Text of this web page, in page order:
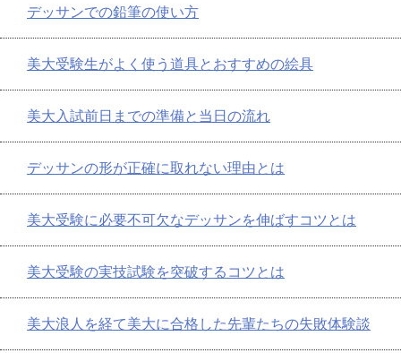
デッサンでの鉛筆の使い方
美大受験生がよく使う道具とおすすめの絵具
美大入試前日までの準備と当日の流れ
デッサンの形が正確に取れない理由とは
美大受験に必要不可欠なデッサンを伸ばすコツとは
美大受験の実技試験を突破するコツとは
美大浪人を経て美大に合格した先輩たちの失敗体験談